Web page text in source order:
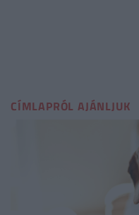
CÍMLAPRÓL AJÁNLJUK